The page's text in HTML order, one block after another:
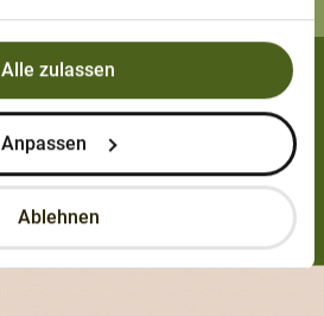
Alle zulassen
Anpassen
Ablehnen
Zulliger
0 Sorten
2 Votes